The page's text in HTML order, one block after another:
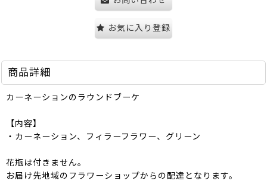
お気に入り登録
商品詳細
カーネーションのラウンドブーケ
【内容】
・カーネーション、フィラーフラワー、グリーン
花瓶は付きません。
お届け先地域のフラワーショップからの配達となります。